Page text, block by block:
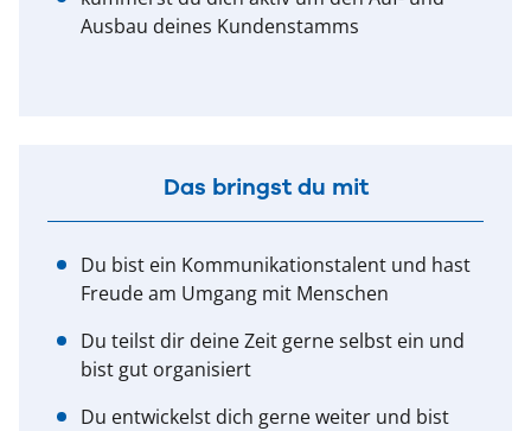
Ausbau deines Kundenstamms
Das bringst du mit
Du bist ein Kommunikationstalent und hast
Freude am Umgang mit Menschen
Du teilst dir deine Zeit gerne selbst ein und
bist gut organisiert
Du entwickelst dich gerne weiter und bist